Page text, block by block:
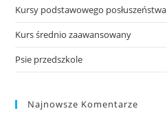
Kursy podstawowego posłuszeństwa
Kurs średnio zaawansowany
Psie przedszkole
Najnowsze Komentarze